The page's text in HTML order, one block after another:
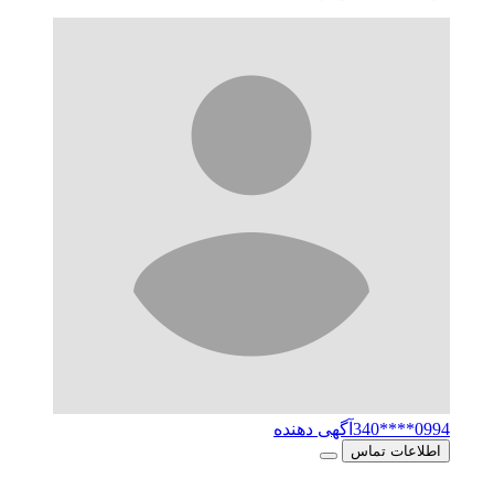
0994****340 آگهی دهنده
اطلاعات تماس